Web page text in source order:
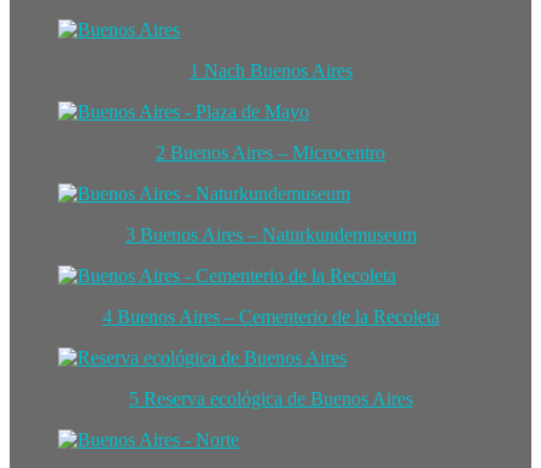
1 Nach Buenos Aires
2 Buenos Aires – Microcentro
3 Buenos Aires – Naturkundemuseum
4 Buenos Aires – Cementerio de la Recoleta
5 Reserva ecológica de Buenos Aires